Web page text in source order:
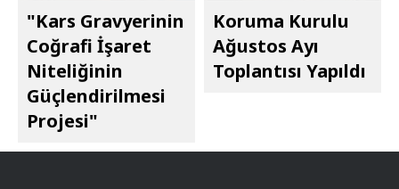
"Kars Gravyerinin
Coğrafi İşaret
Niteliğinin
Güçlendirilmesi
Projesi"
Koruma Kurulu
Ağustos Ayı
Toplantısı Yapıldı